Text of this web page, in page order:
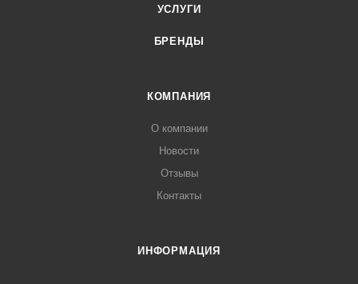
УСЛУГИ
БРЕНДЫ
КОМПАНИЯ
О компании
Новости
Отзывы
Контакты
ИНФОРМАЦИЯ